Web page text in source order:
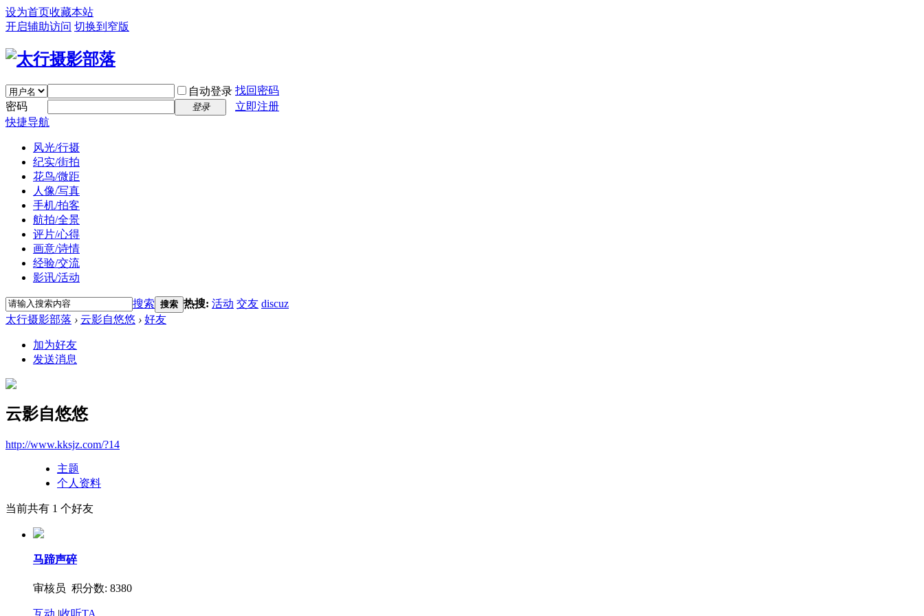
设为首页收藏本站
开启辅助访问 切换到窄版
自动登录 找回密码
密码
登录
立即注册
快捷导航
风光/行摄
纪实/街拍
花鸟/微距
人像/写真
手机/拍客
航拍/全景
评片/心得
画意/诗情
经验/交流
影讯/活动
搜索 搜索 热搜: 活动 交友 discuz
太行摄影部落 › 云影自悠悠 › 好友
加为好友
发送消息
云影自悠悠
http://www.kksjz.com/?14
主题
个人资料
当前共有 1 个好友
马蹄声碎
审核员 积分数: 8380